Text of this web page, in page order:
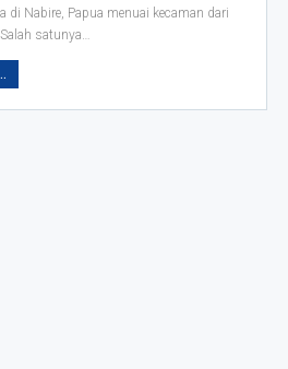
di Nabire, Papua menuai kecaman dari
satunya